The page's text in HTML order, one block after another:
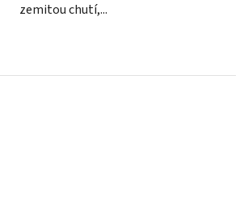
zemitou chutí,...